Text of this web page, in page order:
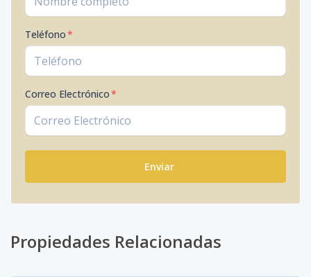
Teléfono*
Correo Electrónico*
Enviar
Propiedades Relacionadas